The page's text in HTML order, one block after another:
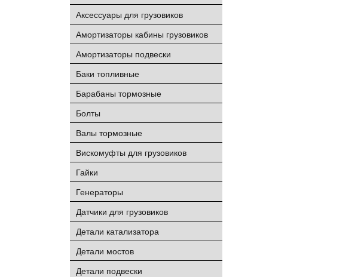
Аксессуары для грузовиков
Амортизаторы кабины грузовиков
Амортизаторы подвески
Баки топливные
Барабаны тормозные
Болты
Валы тормозные
Вискомуфты для грузовиков
Гайки
Генераторы
Датчики для грузовиков
Детали катализатора
Детали мостов
Детали подвески